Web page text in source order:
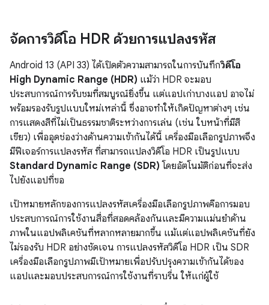
จัดการวิดีโอ HDR ด้วยการแปลงรหัส
Android 13 (API 33) ได้เปิดตัวความสามารถในการบันทึกวิดีโอ
High Dynamic Range (HDR) แม้ว่า HDR จะมอบ
ประสบการณ์การรับชมที่สมบูรณ์ยิ่งขึ้น แต่แอปเก่าบางแอป อาจไม่
พร้อมรองรับรูปแบบใหม่เหล่านี้ ซึ่งอาจทำให้เกิดปัญหาต่างๆ เช่น
การแสดงสีที่ไม่เป็นธรรมชาติระหว่างการเล่น (เช่น ใบหน้าที่มีสี
เขียว) เพื่ออุดช่องว่างด้านความเข้ากันได้นี้ เครื่องมือเลือกรูปภาพจึง
มีฟีเจอร์การแปลงรหัส ที่สามารถแปลงวิดีโอ HDR เป็นรูปแบบ
Standard Dynamic Range (SDR) โดยอัตโนมัติก่อนที่จะส่ง
ไปยังแอปที่ขอ
เป้าหมายหลักของการแปลงรหัสเครื่องมือเลือกรูปภาพคือการมอบ
ประสบการณ์การใช้งานสื่อที่สอดคล้องกันและมีความแม่นยำด้าน
ภาพในแอปพลิเคชันที่หลากหลายมากขึ้น แม้แต่แอปพลิเคชันที่ยัง
ไม่รองรับ HDR อย่างชัดเจน การแปลงรหัสวิดีโอ HDR เป็น SDR
เครื่องมือเลือกรูปภาพมีเป้าหมายเพื่อปรับปรุงความเข้ากันได้ของ
แอปและมอบประสบการณ์การใช้งานที่ราบรื่น ให้แก่ผู้ใช้